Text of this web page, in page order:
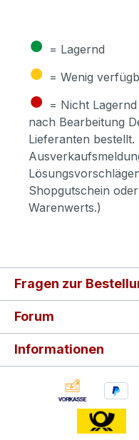
● = Lagernd
● = Wenig
● = Nicht
nach Bearbeitung
Lieferanten
Shopgutschein
Warenwerts.)
Fragen zur
Forum
Informationen